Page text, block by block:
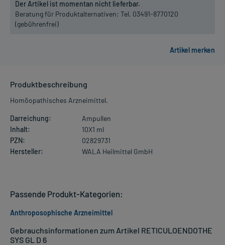
Der Artikel ist momentan nicht lieferbar.
Beratung für Produktalternativen: Tel. 03491-8770120
(gebührenfrei)
Produktbeschreibung
Homöopathisches Arzneimittel.
Darreichung:
Ampullen
Inhalt:
10X1 ml
PZN:
02829731
Hersteller:
WALA Heilmittel GmbH
Gebrauchsinformationen zum Artikel RETICULOENDOTHE
SYS GL D 6
Passende Produkt-Kategorien:
Anthroposophische Arzneimittel